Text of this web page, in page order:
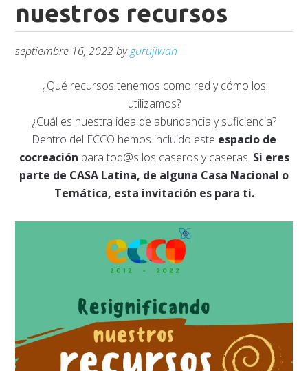
nuestros recursos
septiembre 16, 2022bygurujiwan
¿Qué recursos tenemos como red y cómo los
utilizamos?
¿Cuál es nuestra idea de abundancia y suficiencia?
Dentro del ECCO hemos incluido este espacio de
cocreación para tod@s los caseros y caseras. Si eres
parte de CASA Latina, de alguna Casa Nacional o
Temática, esta invitación es para ti.